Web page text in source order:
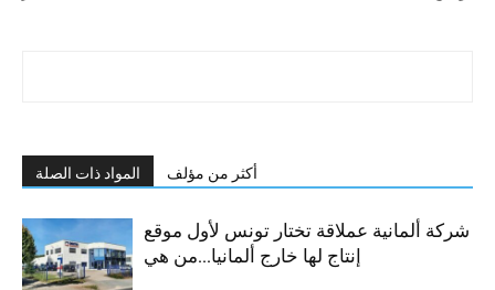
المواد ذات الصلة أكثر من مؤلف
شركة ألمانية عملاقة تختار تونس لأول موقع
إنتاج لها خارج ألمانيا…من هي